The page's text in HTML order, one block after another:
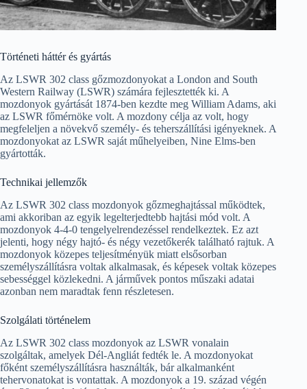
Történeti háttér és gyártás
Az LSWR 302 class gőzmozdonyokat a London and South
Western Railway (LSWR) számára fejlesztették ki. A
mozdonyok gyártását 1874-ben kezdte meg William Adams, aki
az LSWR főmérnöke volt. A mozdony célja az volt, hogy
megfeleljen a növekvő személy- és teherszállítási igényeknek. A
mozdonyokat az LSWR saját műhelyeiben, Nine Elms-ben
gyártották.
Technikai jellemzők
Az LSWR 302 class mozdonyok gőzmeghajtással működtek,
ami akkoriban az egyik legelterjedtebb hajtási mód volt. A
mozdonyok 4-4-0 tengelyelrendezéssel rendelkeztek. Ez azt
jelenti, hogy négy hajtó- és négy vezetőkerék található rajtuk. A
mozdonyok közepes teljesítményük miatt elsősorban
személyszállításra voltak alkalmasak, és képesek voltak közepes
sebességgel közlekedni. A járművek pontos műszaki adatai
azonban nem maradtak fenn részletesen.
Szolgálati történelem
Az LSWR 302 class mozdonyok az LSWR vonalain
szolgáltak, amelyek Dél-Angliát fedték le. A mozdonyokat
főként személyszállításra használták, bár alkalmanként
tehervonatokat is vontattak. A mozdonyok a 19. század végén